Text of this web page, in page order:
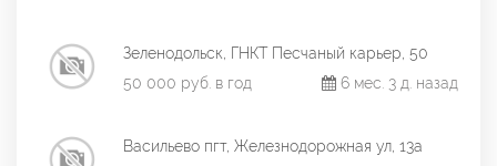
Зеленодольск, ГНКТ Песчаный карьер, 50
50 000 руб. в год
6 мес. 3 д. назад
Васильево пгт, Железнодорожная ул, 13а